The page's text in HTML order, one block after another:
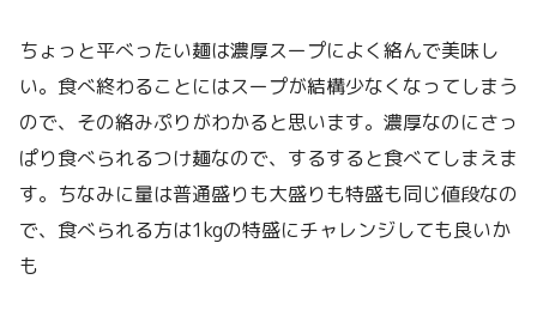
ちょっと平べったい麺は濃厚スープによく絡んで美味し
い。食べ終わることにはスープが結構少なくなってしまう
ので、その絡みぷりがわかると思います。濃厚なのにさっ
ぱり食べられるつけ麺なので、するすると食べてしまえま
す。ちなみに量は普通盛りも大盛りも特盛も同じ値段なの
で、食べられる方は1kgの特盛にチャレンジしても良いか
も